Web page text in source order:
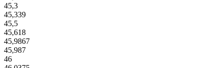
45,3
45,339
45,5
45,618
45,9867
45,987
46